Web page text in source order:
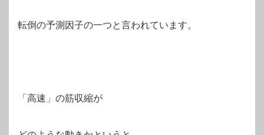
転倒の予測因子の一つと言われています。
「高速」の筋収縮が